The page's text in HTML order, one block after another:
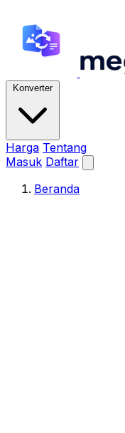
Konverter
Harga Tentang
Masuk Daftar
Beranda